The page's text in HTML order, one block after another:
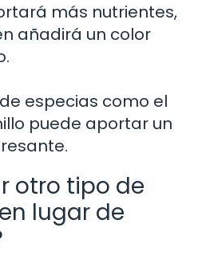
más nutrientes,
añadirá un color
especias como el
puede aportar un
otro tipo de
lugar de